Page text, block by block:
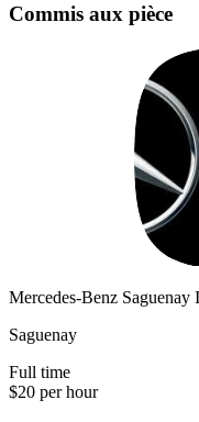
Commis aux pièce
Mercedes-Benz Saguenay
Saguenay
Full time
$20 per hour